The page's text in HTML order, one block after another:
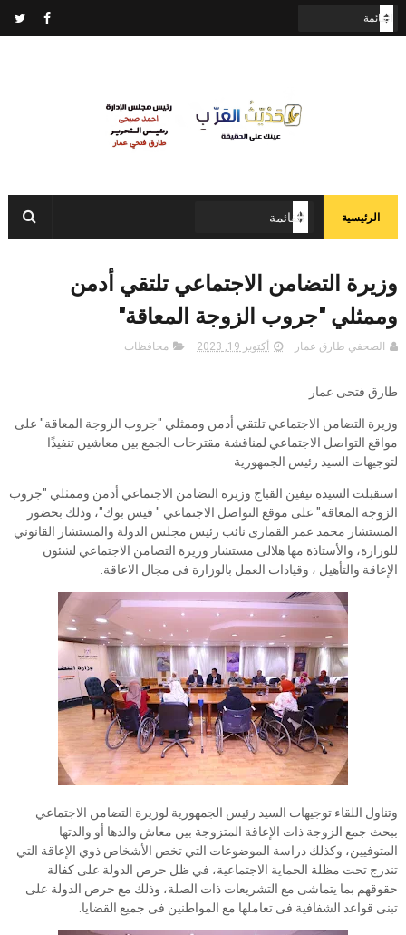
الرئيسية
وزيرة التضامن الاجتماعي تلتقي أدمن
وممثلي "جروب الزوجة المعاقة"
الصحفي طارق عمار أكتوبر 19, 2023 محافظات
طارق فتحى عمار
وزيرة التضامن الاجتماعي تلتقي أدمن وممثلي "جروب الزوجة المعاقة" على
مواقع التواصل الاجتماعي لمناقشة مقترحات الجمع بين معاشين تنفيذًا
لتوجيهات السيد رئيس الجمهورية
استقبلت السيدة نيفين القباج وزيرة التضامن الاجتماعي أدمن وممثلي "جروب
الزوجة المعاقة" على موقع التواصل الاجتماعي " فيس بوك"، وذلك بحضور
المستشار محمد عمر القمارى نائب رئيس مجلس الدولة والمستشار القانوني
للوزارة، والأستاذة مها هلالى مستشار وزيرة التضامن الاجتماعي لشئون
الإعاقة والتأهيل ، وقيادات العمل بالوزارة فى مجال الاعاقة.
وتناول اللقاء توجيهات السيد رئيس الجمهورية لوزيرة التضامن الاجتماعي
ببحث جمع الزوجة ذات الإعاقة المتزوجة بين معاش والدها أو والدتها
المتوفيين، وكذلك دراسة الموضوعات التي تخص الأشخاص ذوي الإعاقة التي
تندرج تحت مظلة الحماية الاجتماعية، في ظل حرص الدولة على كفالة
حقوقهم بما يتماشى مع التشريعات ذات الصلة، وذلك مع حرص الدولة على
تبنى قواعد الشفافية فى تعاملها مع المواطنين فى جميع القضايا.